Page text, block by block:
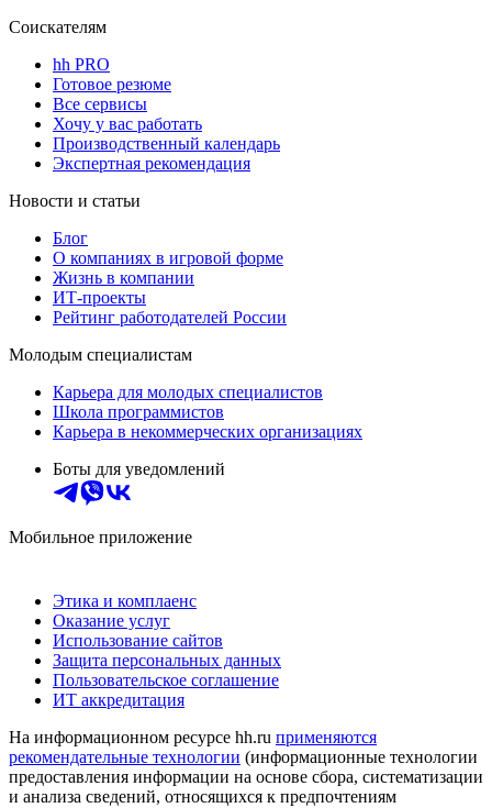
Соискателям
hh PRO
Готовое резюме
Все сервисы
Хочу у вас работать
Производственный календарь
Экспертная рекомендация
Новости и статьи
Блог
О компаниях в игровой форме
Жизнь в компании
ИТ-проекты
Рейтинг работодателей России
Молодым специалистам
Карьера для молодых специалистов
Школа программистов
Карьера в некоммерческих организациях
Боты для уведомлений
Мобильное приложение
Этика и комплаенс
Оказание услуг
Использование сайтов
Защита персональных данных
Пользовательское соглашение
ИТ аккредитация
На информационном ресурсе hh.ru применяются
рекомендательные технологии (информационные технологии
предоставления информации на основе сбора, систематизации
и анализа сведений, относящихся к предпочтениям